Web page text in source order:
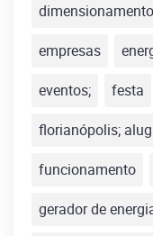
dimensionamento
empresas
eventos;
festa
florianópolis;
funcionamento
gerador de